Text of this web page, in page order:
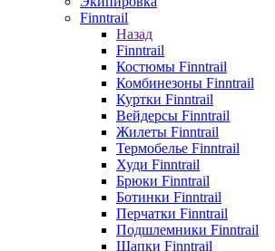
Finntrail
Назад
Finntrail
Костюмы Finntrail
Комбинезоны Finntrail
Куртки Finntrail
Вейдерсы Finntrail
Жилеты Finntrail
Термобелье Finntrail
Худи Finntrail
Брюки Finntrail
Ботинки Finntrail
Перчатки Finntrail
Подшлемники Finntrail
Шапки Finntrail